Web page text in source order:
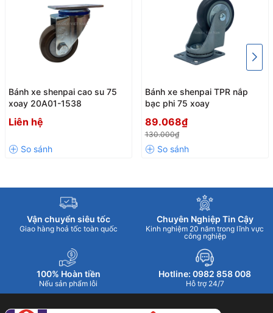
Bánh xe shenpai cao su 75
xoay 20A01-1538
Liên hệ
Bánh xe shenpai TPR nắp
bạc phi 75 xoay
89.068₫
130.000₫
Vận chuyển siêu tốc
Giao hàng hoả tốc toàn quốc
Chuyên Nghiệp Tin Cậy
Kinh nghiệm 20 năm trong lĩnh vực
công nghiệp
100% Hoàn tiền
Nếu sản phẩm lỗi
Hotline: 0982 858 008
Hỗ trợ 24/7